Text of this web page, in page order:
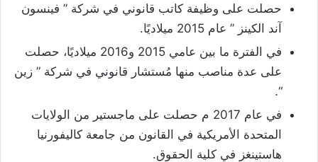
حصلت على وظيفة كاتب قانوني في شركة ” فينسون
آند الكينز ” عام 2015 ميلاديًا.
في الفترة ما بين عامي 2015 و2016 ميلاديًا، حصلت
على عدة مناصب منها مُستشار قانوني في شركة ” زين
“.
في عام 2017 م حصلت على ماجستير من الولايات
المتحدة الأمريكية في القانون من جامعة كاليفورنيا
هاستينغز في كلية الحقوق.